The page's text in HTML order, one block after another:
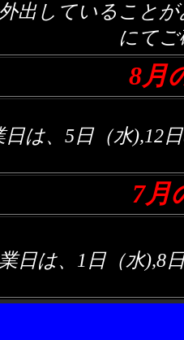
出していること
にて
8月
は、 5日（水),12
7月
日は、1日（水),8